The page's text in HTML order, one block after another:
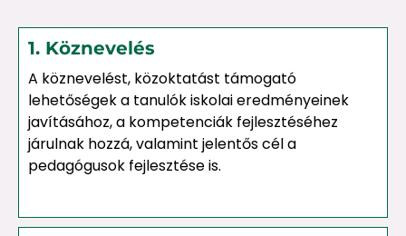
1. Köznevelés
A köznevelést, közoktatást támogató
lehetőségek a tanulók iskolai eredményeinek
javításához, a kompetenciák fejlesztéséhez
járulnak hozzá, valamint jelentős cél a
pedagógusok fejlesztése is.